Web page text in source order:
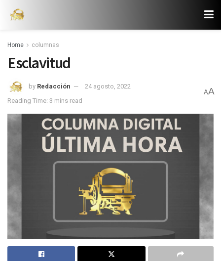
Home columnas
Esclavitud
by Redacción
24 agosto, 2022
Reading Time: 3 mins read
AA